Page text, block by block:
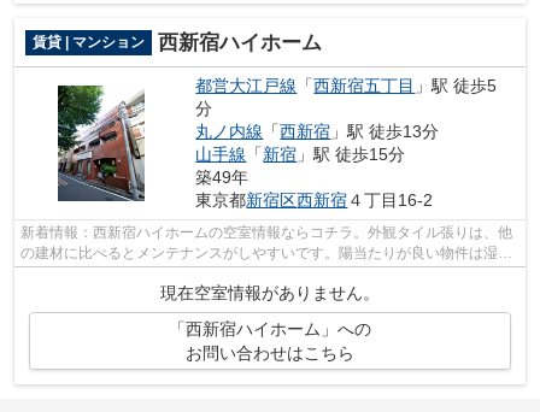
賃貸 | マンション 西新宿ハイホーム
都営大江戸線 「西新宿五丁目 」駅 徒歩5
分
丸ノ内線 「西新宿 」駅 徒歩13分
山手線 「新宿 」駅 徒歩15分
築49年
東京都新宿区西新宿４丁目16-2
新着情報：西新宿ハイホームの空室情報ならコチラ。外観タイル張りは、他
の建材に比べるとメンテナンスがしやすいです。陽当たりが良い物件は湿気
現在空室情報がありません。
「西新宿ハイホーム」への
お問い合わせはこちら